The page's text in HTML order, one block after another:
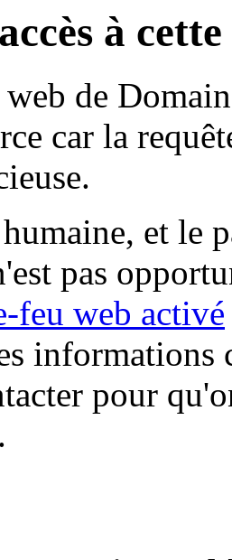
à
de
car la
et le
pas
feu web activé
informations
pour